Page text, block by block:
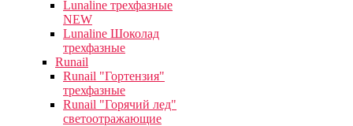
Lunaline трехфазные
NEW
Lunaline Шоколад
трехфазные
Runail
Runail "Гортензия"
трехфазные
Runail "Горячий лед"
светоотражающие